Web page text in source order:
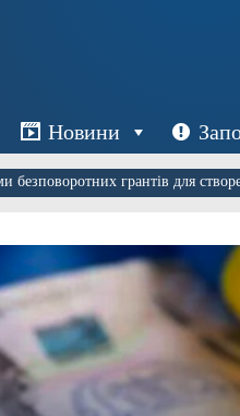
Новини
безповоротних грантів для